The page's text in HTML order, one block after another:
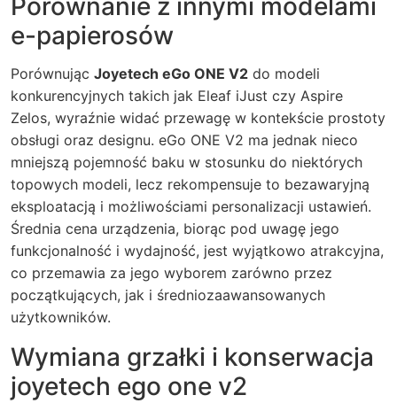
Porównanie z innymi modelami
e-papierosów
Porównując Joyetech eGo ONE V2 do modeli
konkurencyjnych takich jak Eleaf iJust czy Aspire
Zelos, wyraźnie widać przewagę w kontekście prostoty
obsługi oraz designu. eGo ONE V2 ma jednak nieco
mniejszą pojemność baku w stosunku do niektórych
topowych modeli, lecz rekompensuje to bezawaryjną
eksploatacją i możliwościami personalizacji ustawień.
Średnia cena urządzenia, biorąc pod uwagę jego
funkcjonalność i wydajność, jest wyjątkowo atrakcyjna,
co przemawia za jego wyborem zarówno przez
początkujących, jak i średniozaawansowanych
użytkowników.
Wymiana grzałki i konserwacja
joyetech ego one v2